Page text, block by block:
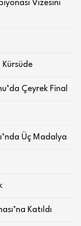
Vizesini
Kürsüde
Çeyrek Final
Üç Madalya
Katıldı